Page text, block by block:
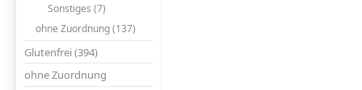
Sonstiges (7)
ohne Zuordnung (137)
Glutenfrei (394)
ohne Zuordnung